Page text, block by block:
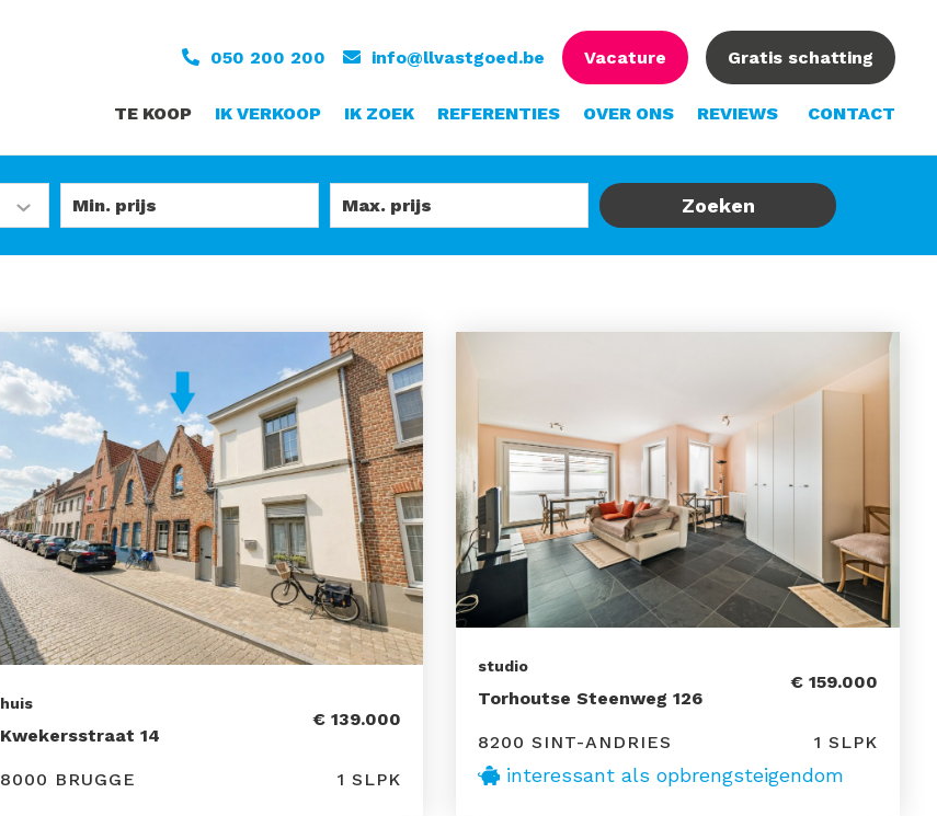
050 200 200 info@llvastgoed.be Vacature Gratis schatting
TE KOOP IK VERKOOP IK ZOEK REFERENTIES OVER ONS REVIEWS CONTACT
Zoeken
huis
Kwekersstraat 14
€ 139.000
8000 BRUGGE 1 SLPK
studio
Torhoutse Steenweg 126
€ 159.000
8200 SINT-ANDRIES 1 SLPK
interessant als opbrengsteigendom